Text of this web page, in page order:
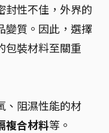
封性不佳，外界的
變質。因此，選擇
包裝材料至關重
、阻濕性能的材
複合材料等。